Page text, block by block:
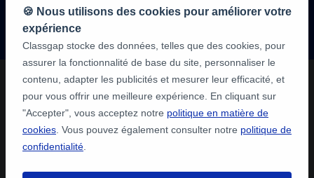
9,6/10
avis
🍪 Nous utilisons des cookies pour améliorer votre
expérience
Classgap stocke des données, telles que des cookies, pour
assurer la fonctionnalité de base du site, personnaliser le
contenu, adapter les publicités et mesurer leur efficacité, et
pour vous offrir une meilleure expérience. En cliquant sur
"Accepter", vous acceptez notre politique en matière de
cookies . Vous pouvez également consulter notre politique de
confidentialité